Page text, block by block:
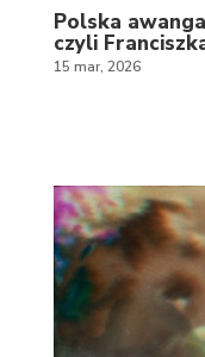
Polska
czyli
15 mar, 2026